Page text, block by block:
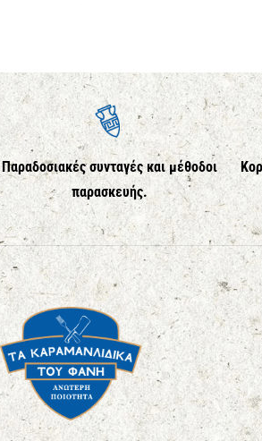
Παραδοσιακές συνταγές και μέθοδοι
παρασκευής.